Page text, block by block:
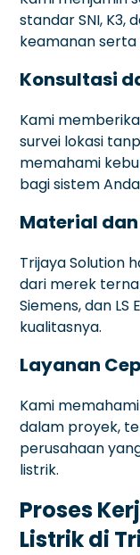
standar SNI, K3,
keamanan serta
Konsultasi
Kami
survei lokasi
memahami
bagi sistem
Material
Trijaya Solution
dari merek
Siemens, dan
kualitasnya.
Layanan
Kami
dalam proyek,
perusahaan
listrik.
Proses
Listrik di